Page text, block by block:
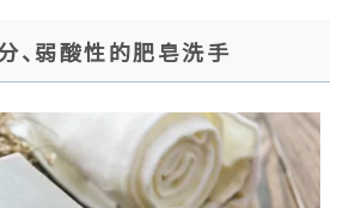
、弱酸性的肥皂洗手